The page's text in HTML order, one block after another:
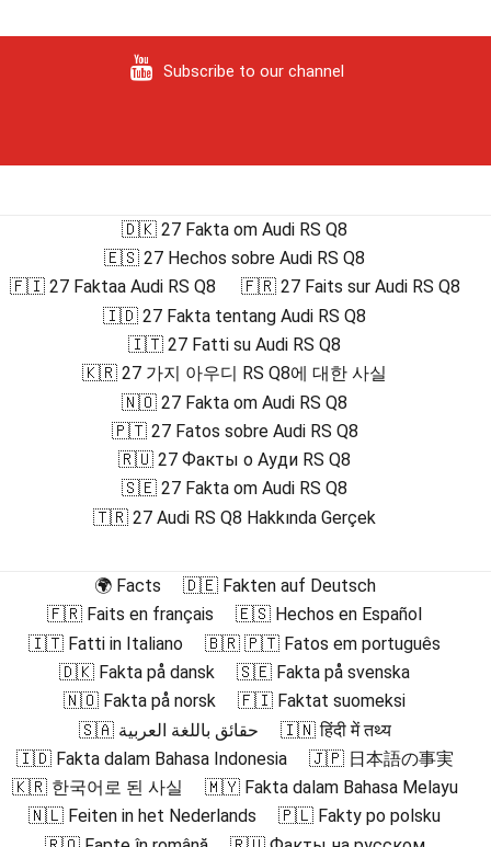
Subscribe to our channel
🇩🇰 27 Fakta om Audi RS Q8
🇪🇸 27 Hechos sobre Audi RS Q8
🇫🇮 27 Faktaa Audi RS Q8
🇫🇷 27 Faits sur Audi RS Q8
🇮🇩 27 Fakta tentang Audi RS Q8
🇮🇹 27 Fatti su Audi RS Q8
🇰🇷 27 가지 아우디 RS Q8에 대한 사실
🇳🇴 27 Fakta om Audi RS Q8
🇵🇹 27 Fatos sobre Audi RS Q8
🇷🇺 27 Факты о Ауди RS Q8
🇸🇪 27 Fakta om Audi RS Q8
🇹🇷 27 Audi RS Q8 Hakkında Gerçek
🌍 Facts
🇩🇪 Fakten auf Deutsch
🇫🇷 Faits en français
🇪🇸 Hechos en Español
🇮🇹 Fatti in Italiano
🇧🇷 🇵🇹 Fatos em português
🇩🇰 Fakta på dansk
🇸🇪 Fakta på svenska
🇳🇴 Fakta på norsk
🇫🇮 Faktat suomeksi
🇸🇦 حقائق باللغة العربية
🇮🇳 हिंदी में तथ्य
🇮🇩 Fakta dalam Bahasa Indonesia
🇯🇵 日本語の事実
🇰🇷 한국어로 된 사실
🇲🇾 Fakta dalam Bahasa Melayu
🇳🇱 Feiten in het Nederlands
🇵🇱 Fakty po polsku